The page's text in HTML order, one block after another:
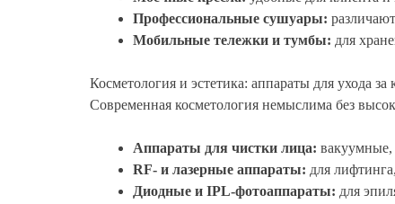
Профессиональные сушуары:
Мобильные тележки и тумбы: для
Косметология и эстетика: аппараты для ухода за
Современная косметология немыслима без
Аппараты для чистки лица: вакуумные,
RF- и лазерные аппараты: для
Диодные и IPL-фотоаппараты: для